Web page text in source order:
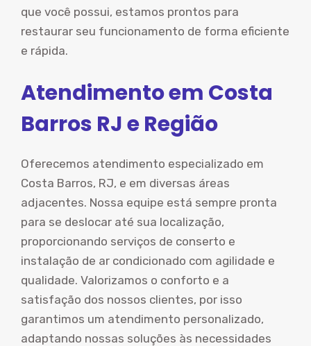
que você possui, estamos prontos para
restaurar seu funcionamento de forma eficiente
e rápida.
Atendimento em Costa
Barros RJ e Região
Oferecemos atendimento especializado em
Costa Barros, RJ, e em diversas áreas
adjacentes. Nossa equipe está sempre pronta
para se deslocar até sua localização,
proporcionando serviços de conserto e
instalação de ar condicionado com agilidade e
qualidade. Valorizamos o conforto e a
satisfação dos nossos clientes, por isso
garantimos um atendimento personalizado,
adaptando nossas soluções às necessidades